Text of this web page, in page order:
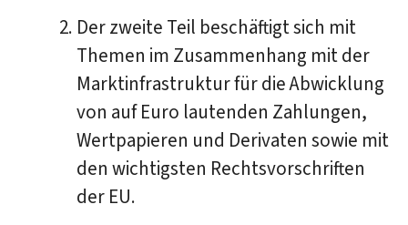
Der zweite Teil beschäftigt sich mit
Themen im Zusammenhang mit der
Markt­in­fra­struk­tur für die Abwicklung
von auf Euro lautenden Zahlungen,
Wertpapieren und Derivaten sowie mit
den wichtigsten Rechtsvorschriften
der EU.